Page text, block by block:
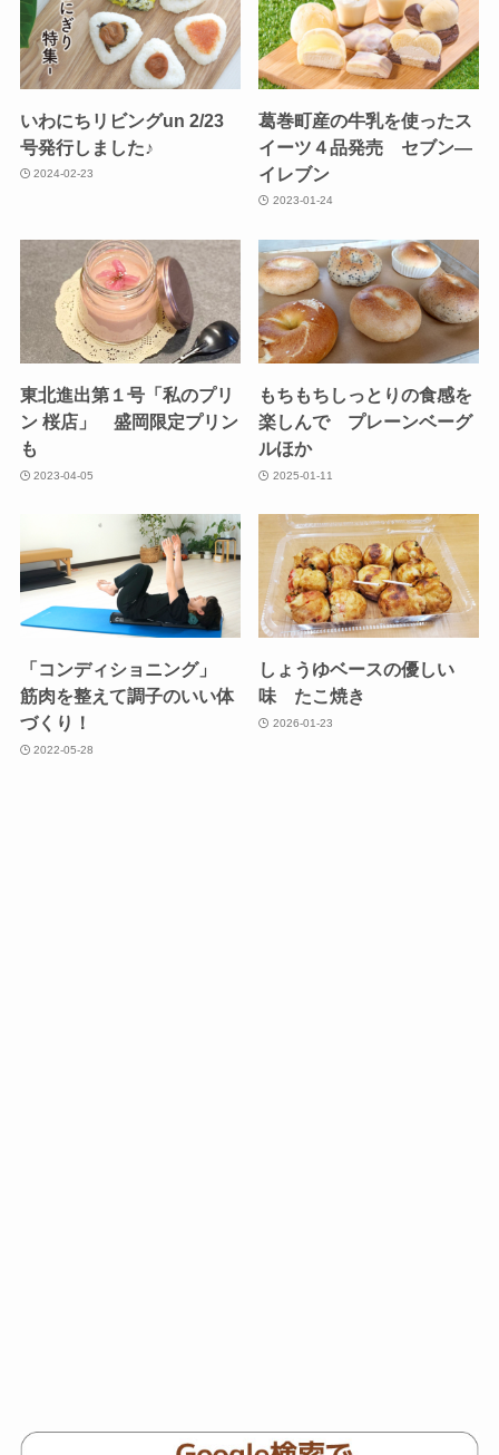
いわにちリビングun 2/23
号発行しました♪
2024-02-23
葛巻町産の牛乳を使ったス
イーツ４品発売 セブン―
イレブン
2023-01-24
東北進出第１号「私のプリ
ン 桜店」 盛岡限定プリン
も
2023-04-05
もちもちしっとりの食感を
楽しんで プレーンベーグ
ルほか
2025-01-11
「コンディショニング」
筋肉を整えて調子のいい体
づくり！
2022-05-28
しょうゆベースの優しい
味 たこ焼き
2026-01-23